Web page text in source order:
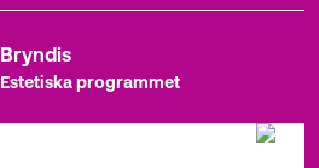
Bryndis
Estetiska programmet